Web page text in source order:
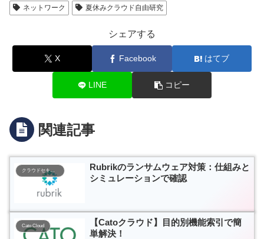
ネットワーク
夏休みクラウド自由研究
シェアする
X Facebook はてブ
LINE コピー
関連記事
クラウドセキュリティ
Rubrikのランサムウェア対策：仕組みと
シミュレーションで確認
Cato Cloud
【Catoクラウド】目的別機能索引で簡
単解決！